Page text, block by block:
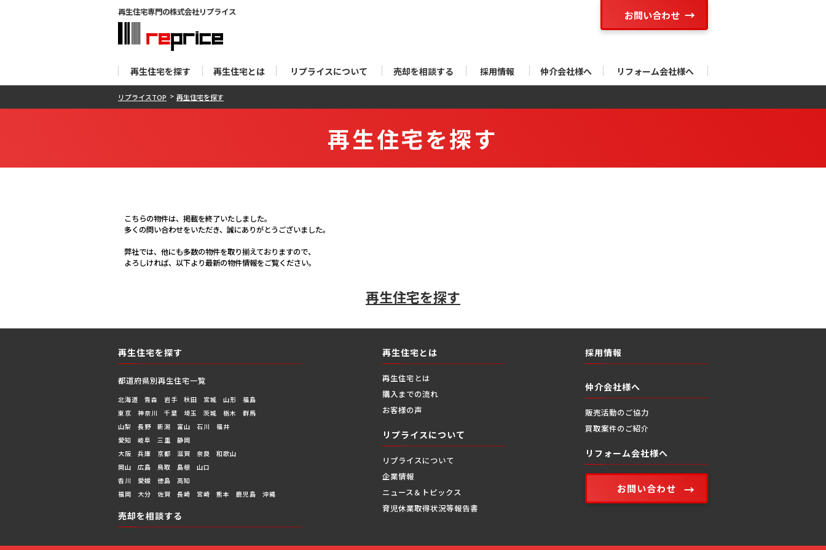
再生住宅専門の株式会社リプライス お問い合わせ
再生住宅を探す 再生住宅とは リプライスについて 売却を相談する 採用情報 仲介会社様へ リフォーム会社様へ
リプライスTOP 再生住宅を探す
再生住宅を探す
こちらの物件は、掲載を終了いたしました。
多くの問い合わせをいただき、誠にありがとうございました。
弊社では、他にも多数の物件を取り揃えておりますので、
よろしければ、以下より最新の物件情報をご覧ください。
再生住宅を探す
再生住宅を探す
都道府県別再生住宅一覧
北海道 青森 岩手 秋田 宮城 山形
福島
東京
神奈川 千葉 埼玉 茨城 栃木
群馬
山梨
長野 新潟 富山 石川
福井
愛知
岐阜 三重
静岡
大阪
兵庫 京都 滋賀 奈良
和歌山
岡山
広島 鳥取 島根
山口
香川
愛媛 徳島
高知
福岡
大分 佐賀 長崎 宮崎 熊本 鹿児島 沖縄
売却を相談する
再生住宅とは
再生住宅とは
購入までの流れ
お客様の声
リプライスについて
リプライスについて
企業情報
ニュース＆トピックス
育児休業取得状況等報告書
採用情報
仲介会社様へ
販売活動のご協力
買取案件のご紹介
リフォーム会社様へ
お問い合わせ